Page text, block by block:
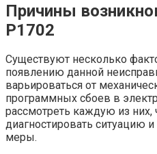
Причины
P1702
Существуют несколько
появлению данной
варьироваться от
программных сбоев в
рассмотреть каждую из них,
диагностировать ситуацию
меры.